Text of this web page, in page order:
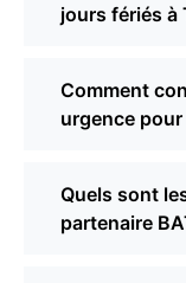
jours fériés à
Comment
urgence
Quels sont
partenaire